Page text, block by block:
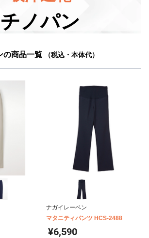
チノパン
の商品一覧 （税込・本体代）
ナガイレーベン
マタニティパンツ HCS-2488
¥6,590